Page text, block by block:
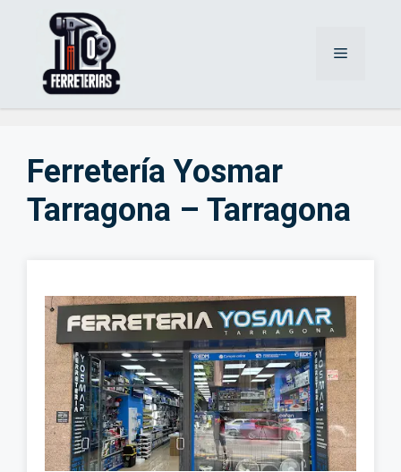
Menú
Ferretería Yosmar
Tarragona – Tarragona